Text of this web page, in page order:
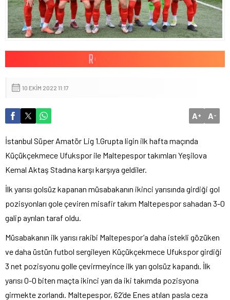
10 EKIM 2022 11:17
A+ A-
İstanbul Süper Amatör Lig 1.Grupta ligin ilk hafta maçında
Küçükçekmece Ufukspor ile Maltepespor takımları Yeşilova
Kemal Aktaş Stadına karşı karşıya geldiler.
İlk yarısı golsüz kapanan müsabakanın ikinci yarısında girdiği gol
pozisyonları gole çeviren misafir takım Maltepespor sahadan 3-0
galip ayrılan taraf oldu.
Müsabakanın ilk yarısı rakibi Maltepespor’a daha istekli gözüken
ve daha üstün futbol sergileyen Küçükçekmece Ufukspor girdiği
3 net pozisyonu golle çevirmeyince ilk yarı golsüz kapandı. İlk
yarısı 0-0 biten maçta ikinci yarı da iki takımda pozisyona
girmekte zorlandı. Maltepespor, 62’de Enes atılan pasla ceza